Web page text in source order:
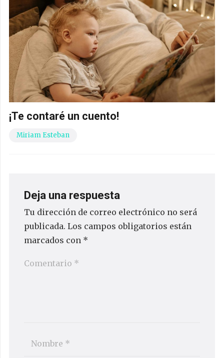
¡Te contaré un cuento!
Miriam Esteban
Deja una respuesta
Tu dirección de correo electrónico no será
publicada. Los campos obligatorios están
marcados con *